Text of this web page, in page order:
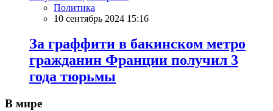
Политика
10 сентябрь 2024 15:16
За граффити в бакинском метро
гражданин Франции получил 3
года тюрьмы
В мире